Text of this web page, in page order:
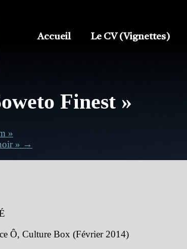
Accueil Le CV (Vignettes)
Finest »
»
» →
Ô, Culture Box (Février 2014)